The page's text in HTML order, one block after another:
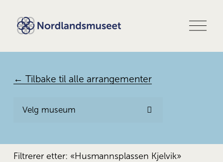
Å
p
e
← Tilbake til alle arrangementer
Velg museum
Filtrerer etter: «Husmannsplassen Kjelvik»